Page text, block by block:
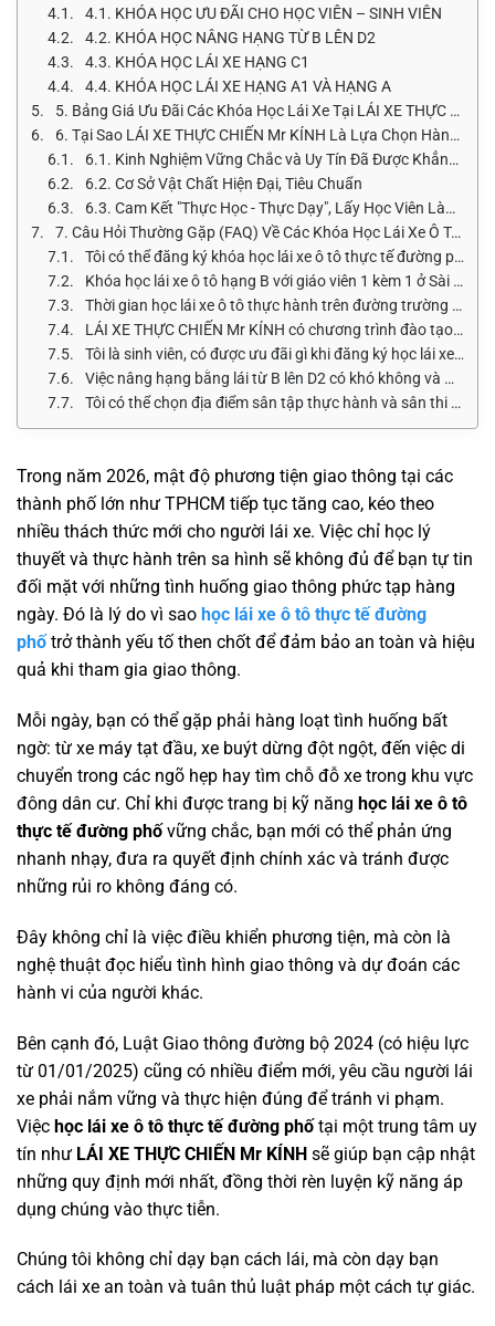
4.1. KHÓA HỌC ƯU ĐÃI CHO HỌC VIÊN – SINH VIÊN
4.2. KHÓA HỌC NÂNG HẠNG TỪ B LÊN D2
4.3. KHÓA HỌC LÁI XE HẠNG C1
4.4. KHÓA HỌC LÁI XE HẠNG A1 VÀ HẠNG A
5. Bảng Giá Ưu Đãi Các Khóa Học Lái Xe Tại LÁI XE THỰC CHIẾN Mr KÍNH
6. Tại Sao LÁI XE THỰC CHIẾN Mr KÍNH Là Lựa Chọn Hàng Đầu Để Đào Tạo Lái Xe An Toàn?
6.1. Kinh Nghiệm Vững Chắc và Uy Tín Đã Được Khẳng Định
6.2. Cơ Sở Vật Chất Hiện Đại, Tiêu Chuẩn
6.3. Cam Kết "Thực Học - Thực Dạy", Lấy Học Viên Làm Trung Tâm
7. Câu Hỏi Thường Gặp (FAQ) Về Các Khóa Học Lái Xe Ô Tô Thực Tế Đường Phố
Tôi có thể đăng ký khóa học lái xe ô tô thực tế đường phố tại LÁI XE THỰC CHIẾN Mr KÍNH như thế nào?
Khóa học lái xe ô tô hạng B với giáo viên 1 kèm 1 ở Sài Gòn có những ưu điểm gì?
Thời gian học lái xe ô tô thực hành trên đường trường (DAT) là bao lâu?
LÁI XE THỰC CHIẾN Mr KÍNH có chương trình đào tạo lái xe an toàn đặc biệt nào không?
Tôi là sinh viên, có được ưu đãi gì khi đăng ký học lái xe không?
Việc nâng hạng bằng lái từ B lên D2 có khó không và mất bao lâu?
Tôi có thể chọn địa điểm sân tập thực hành và sân thi sát hạch không?
Trong năm 2026, mật độ phương tiện giao thông tại các
thành phố lớn như TPHCM tiếp tục tăng cao, kéo theo
nhiều thách thức mới cho người lái xe. Việc chỉ học lý
thuyết và thực hành trên sa hình sẽ không đủ để bạn tự tin
đối mặt với những tình huống giao thông phức tạp hàng
ngày. Đó là lý do vì sao học lái xe ô tô thực tế đường
phố trở thành yếu tố then chốt để đảm bảo an toàn và hiệu
quả khi tham gia giao thông.
Mỗi ngày, bạn có thể gặp phải hàng loạt tình huống bất
ngờ: từ xe máy tạt đầu, xe buýt dừng đột ngột, đến việc di
chuyển trong các ngõ hẹp hay tìm chỗ đỗ xe trong khu vực
đông dân cư. Chỉ khi được trang bị kỹ năng học lái xe ô tô
thực tế đường phốvững chắc, bạn mới có thể phản ứng
nhanh nhạy, đưa ra quyết định chính xác và tránh được
những rủi ro không đáng có.
Đây không chỉ là việc điều khiển phương tiện, mà còn là
nghệ thuật đọc hiểu tình hình giao thông và dự đoán các
hành vi của người khác.
Bên cạnh đó, Luật Giao thông đường bộ 2024 (có hiệu lực
từ 01/01/2025) cũng có nhiều điểm mới, yêu cầu người lái
xe phải nắm vững và thực hiện đúng để tránh vi phạm.
Việc học lái xe ô tô thực tế đường phốtại một trung tâm uy
tín như LÁI XE THỰC CHIẾN Mr KÍNH sẽ giúp bạn cập nhật
những quy định mới nhất, đồng thời rèn luyện kỹ năng áp
dụng chúng vào thực tiễn.
Chúng tôi không chỉ dạy bạn cách lái, mà còn dạy bạn
cách lái xe an toàn và tuân thủ luật pháp một cách tự giác.